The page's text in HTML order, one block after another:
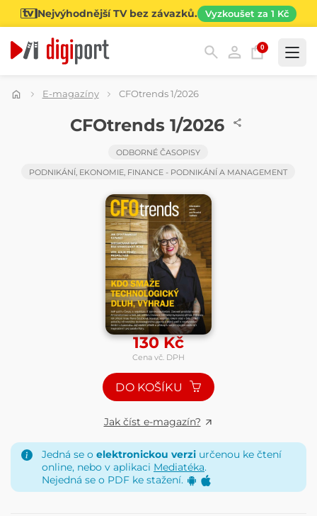
Nejvýhodnější TV bez závazků. Vyzkoušet za 1 Kč
0
Kategorie
E-magazíny CFOtrends 1/2026
CFOtrends 1/2026
ODBORNÉ ČASOPISY
PODNIKÁNÍ, EKONOMIE, FINANCE - PODNIKÁNÍ A MANAGEMENT
130Kč
Cena vč. DPH
DO KOŠÍKU
Jak číst e-magazín?
Jedná se o elektronickou verzi určenou ke čtení
online, nebo v aplikaci Mediatéka.
Nejedná se o PDF ke stažení.